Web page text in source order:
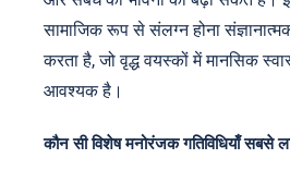
सामाजिक रूप से संलग्न होना
करता है, जो वृद्ध वयस्कों में मानसिक
आवश्यक है।
कौन सी विशेष मनोरंजक गतिविधियाँ सबसे